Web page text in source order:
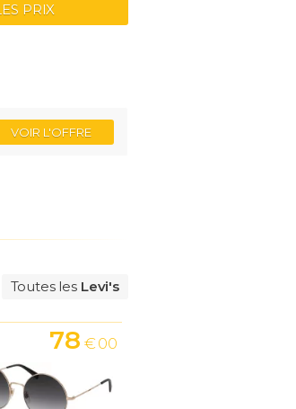
PRIX
VOIR L'OFFRE
Toutes les Levi's
78 € 00